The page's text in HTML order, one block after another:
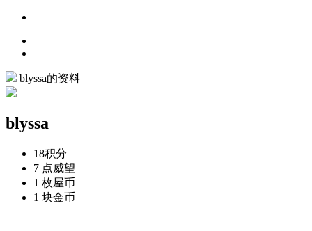
blyssa的资料
blyssa
18积分
7 点威望
1 枚屋币
1 块金币